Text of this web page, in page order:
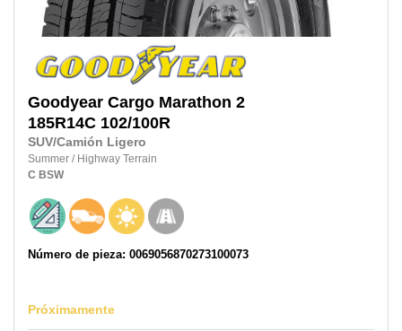
Goodyear Cargo Marathon 2
185R14C 102/100R
SUV/Camión Ligero
Summer / Highway Terrain
C BSW
Número de pieza: 0069056870273100073
Próximamente